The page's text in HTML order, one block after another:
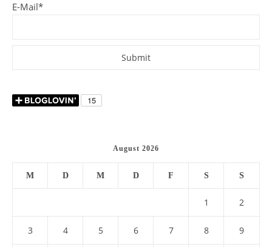
E-Mail*
August 2026
M D M D F S S
1 2
3 4 5 6 7 8 9